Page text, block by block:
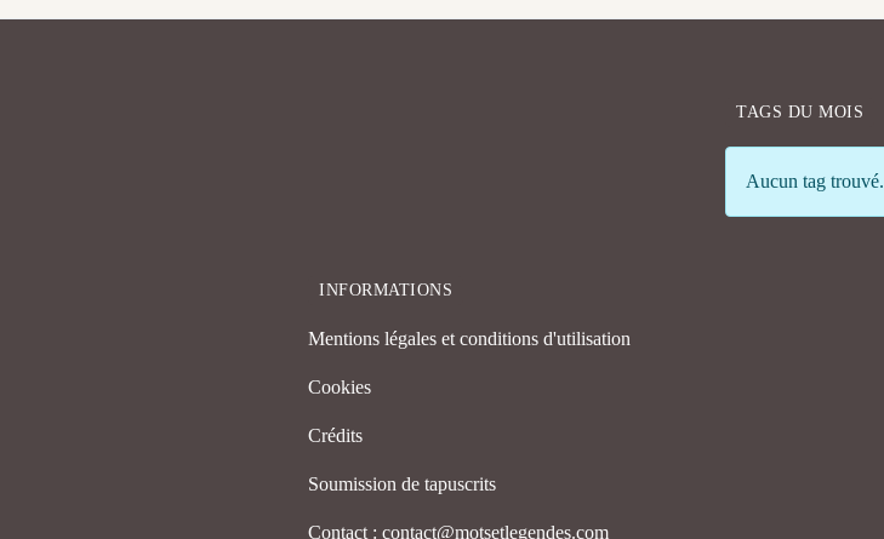
TAGS DU MOIS
Info
Aucun tag trouvé.
INFORMATIONS
Mentions légales et conditions d'utilisation
Cookies
Crédits
Soumission de tapuscrits
Contact : contact@motsetlegendes.com